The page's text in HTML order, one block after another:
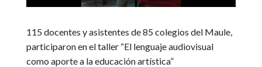
115 docentes y asistentes de 85 colegios del Maule,
participaron en el taller “El lenguaje audiovisual
como aporte a la educación artística”